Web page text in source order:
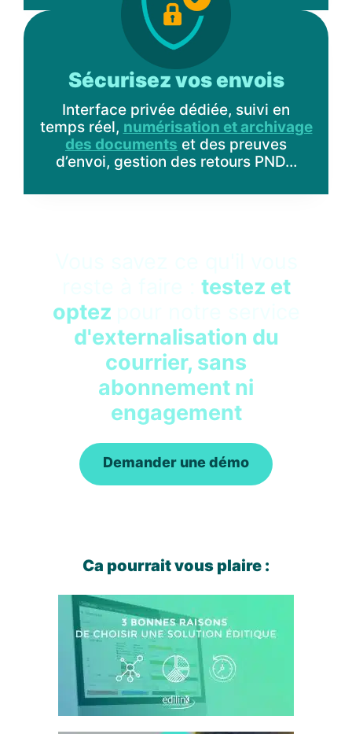
Sécurisez vos envois
Interface privée dédiée, suivi en
temps réel, numérisation et archivage
des documents et des preuves
d’envoi, gestion des retours PND…
testez et
optez
d'externalisation du
courrier, sans
abonnement ni
engagement
Demander une démo
Ca pourrait vous plaire :